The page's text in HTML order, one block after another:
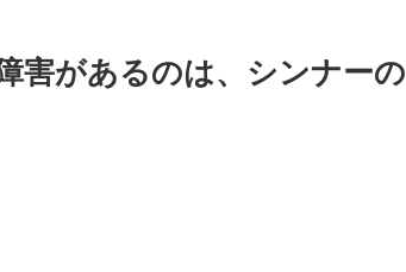
害があるのは、シンナーの